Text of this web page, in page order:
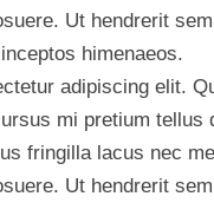
Ut hendrerit
himenaeos.
adipiscing elit.
mi pretium tellus
fringilla lacus nec
Ut hendrerit